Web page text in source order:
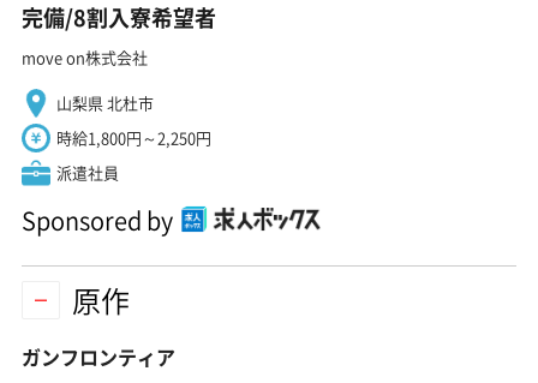
完備/8割入寮希望者
move on株式会社
山梨県 北杜市
時給1,800円～2,250円
派遣社員
Sponsored by
原作
ガンフロンティア